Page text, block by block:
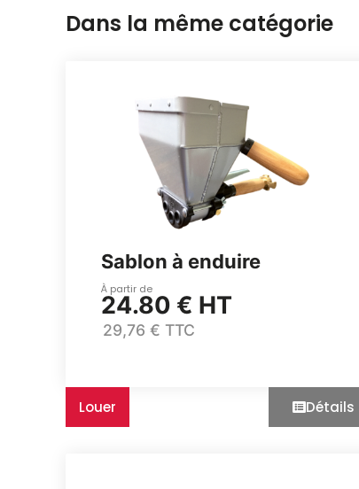
Dans la même catégorie
Sablon à enduire
À partir de
24.80 € HT
29,76 € TTC
Louer Détails